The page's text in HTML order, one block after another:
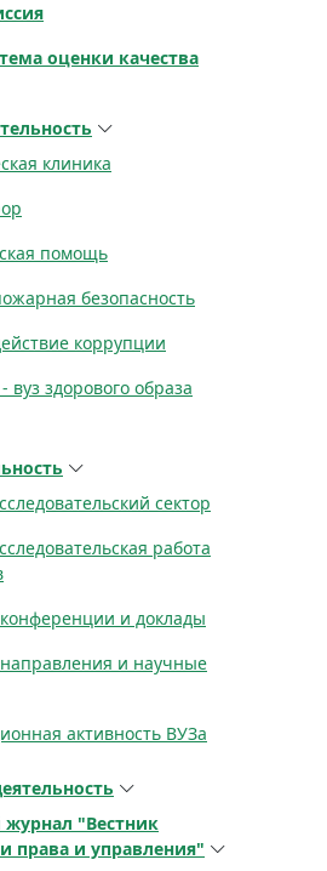
оценки качества
клиника
помощь
безопасность
коррупции
здорового образа
сектор
работа
и доклады
и научные
активность ВУЗа
"Вестник
права и управления"